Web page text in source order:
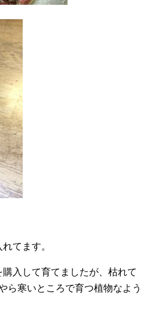
てます。
入して育てましたが、枯れて
ら寒いところで育つ植物なよう